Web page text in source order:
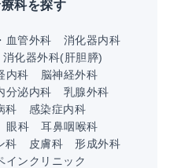
科を探す
血管外科
消化器内科
消化器外科(肝胆膵)
内科
脳神経外科
分泌内科
乳腺外科
科
感染症内科
眼科
耳鼻咽喉科
科 皮膚科
形成外科
インクリニック